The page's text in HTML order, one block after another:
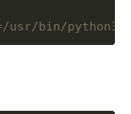
usr/bin/python3